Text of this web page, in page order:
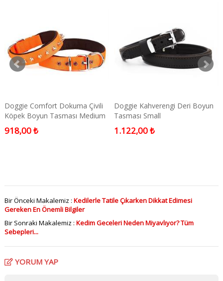
Doggie Comfort Dokuma Çivili
Köpek Boyun Tasması Medium
Turuncu 3x42-50 Cm
918,00 ₺
Doggie Kahverengi Deri Boyun
Tasması Small
1.122,00 ₺
Bir Önceki Makalemiz : Kedilerle Tatile Çıkarken Dikkat Edimesi
Gereken En Önemli Bilgiler
Bir Sonraki Makalemiz : Kedim Geceleri Neden Miyavlıyor? Tüm
Sebepleri...
YORUM YAP